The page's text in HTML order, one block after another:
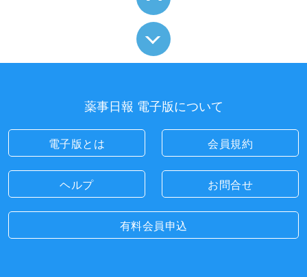
薬事日報 電子版について
電子版とは 会員規約
ヘルプ お問合せ
有料会員申込